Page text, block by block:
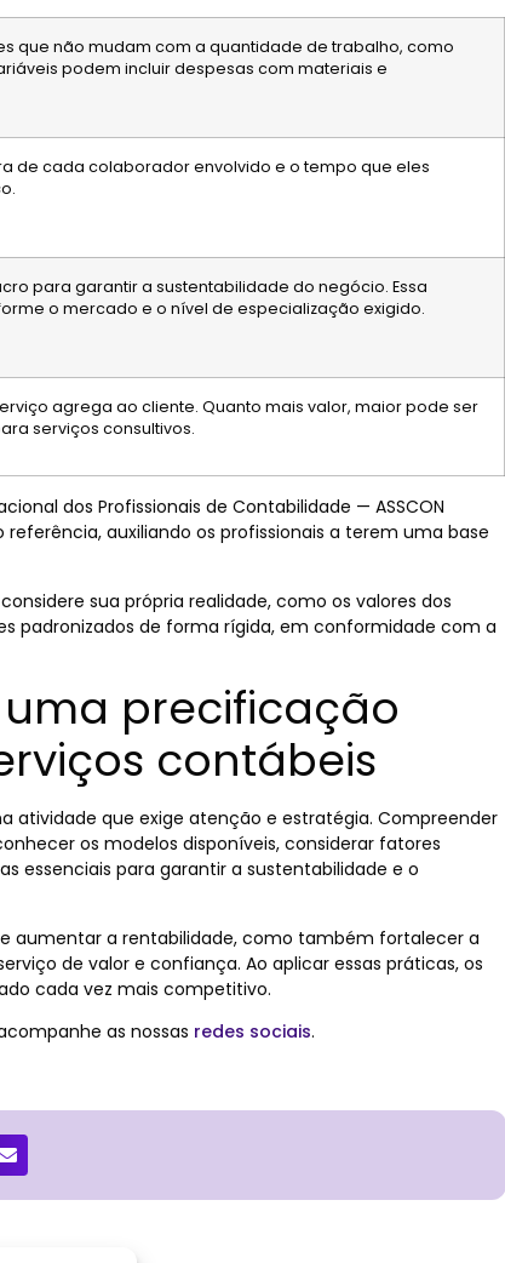
que não mudam com a quantidade de trabalho, como
podem incluir despesas com materiais e
de cada colaborador envolvido e o tempo que eles
para garantir a sustentabilidade do negócio. Essa
o mercado e o nível de especialização exigido.
agrega ao cliente. Quanto mais valor, maior pode ser
serviços consultivos.
dos Profissionais de Contabilidade — ASSCON
referência, auxiliando os profissionais a terem uma base
sua própria realidade, como os valores dos
padronizados de forma rígida, em conformidade com a
precificação
contábeis
atividade que exige atenção e estratégia. Compreender
os modelos disponíveis, considerar fatores
essenciais para garantir a sustentabilidade e o
aumentar a rentabilidade, como também fortalecer a
de valor e confiança. Ao aplicar essas práticas, os
cada vez mais competitivo.
as nossas redes sociais.